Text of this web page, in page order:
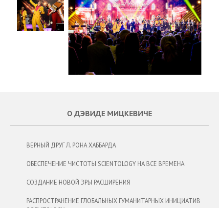
О ДЭВИДЕ МИЦКЕВИЧЕ
ВЕРНЫЙ ДРУГ Л. РОНА ХАББАРДА
ОБЕСПЕЧЕНИЕ ЧИСТОТЫ SCIENTOLOGY НА ВСЕ ВРЕМЕНА
СОЗДАНИЕ НОВОЙ ЭРЫ РАСШИРЕНИЯ
РАСПРОСТРАНЕНИЕ ГЛОБАЛЬНЫХ ГУМАНИТАРНЫХ ИНИЦИАТИВ